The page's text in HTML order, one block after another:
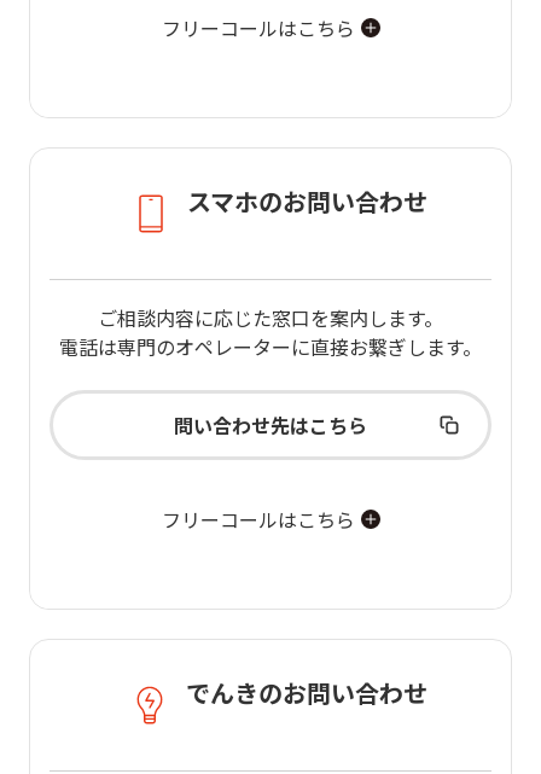
フリーコールはこちら
スマホのお問い合わせ
ご相談内容に応じた窓口を案内します。
電話は専門のオペレーターに直接お繋ぎします。
問い合わせ先はこちら
フリーコールはこちら
でんきのお問い合わせ